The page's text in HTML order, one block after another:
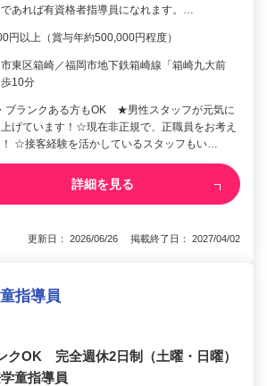
であれば有資格者指導員になれます。…
円以上（賞与年約500,000円程度）
東区箱崎／福岡市地下鉄箱崎線「箱崎九大前
10分
ブランクある方もOK ★男性スタッフが元気に
げています！☆現在非正規で、正職員をお考え
☆接客経験を活かしているスタッフもい…
詳細を見る
更新日： 2026/06/26 掲載終了日： 2027/04/02
指導員
クOK 完全週休2日制（土曜・日曜）
童指導員